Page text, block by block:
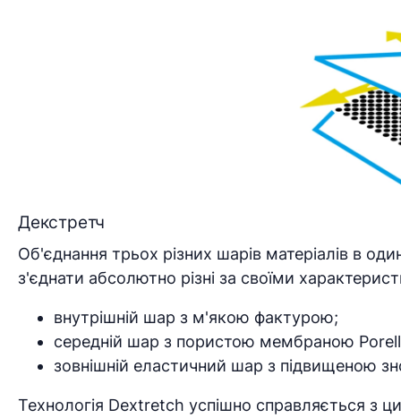
Декстретч
Об'єднання трьох різних шарів матеріалів в
з'єднати абсолютно різні за своїми
внутрішній шар з м'якою фактурою;
середній шар з пористою мембраною
зовнішній еластичний шар з підвищеною
Технологія Dextretch успішно справляється з